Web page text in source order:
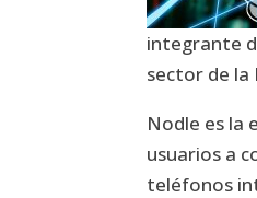
integrante
sector de la
Nodle es la
usuarios a
teléfonos